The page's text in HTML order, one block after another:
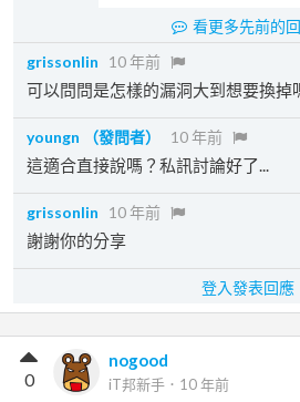
看更多先前的
grissonlin
10 年前
可以問問是怎樣的漏洞大到想要換掉
youngn （發問者） 10 年前
這適合直接說嗎？私訊討論好了...
grissonlin 10 年前
謝謝你的分享
登入發表回應
nogood
iT邦新手 ． 10 年前
0